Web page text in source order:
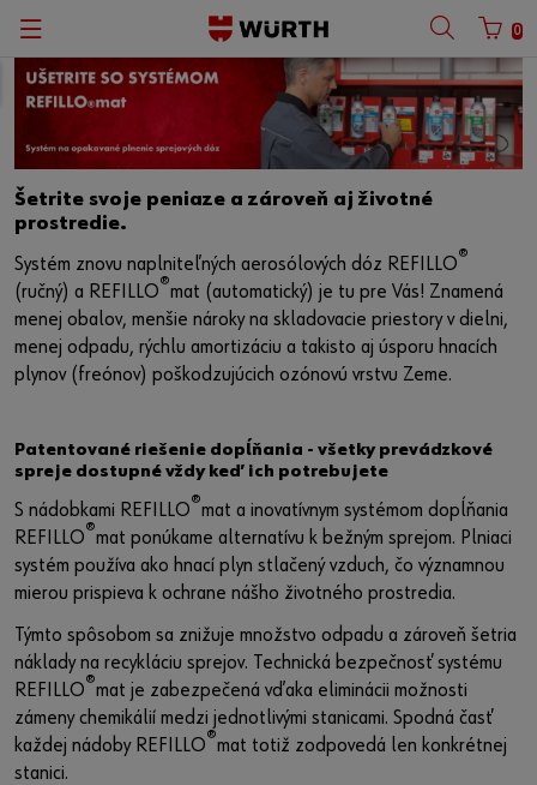
0
Šetrite svoje peniaze a zároveň aj životné
prostredie.
Systém znovu naplniteľných aerosólových dóz REFILLO®
(ručný) a REFILLO®mat (automatický) je tu pre Vás! Znamená
menej obalov, menšie nároky na skladovacie priestory v dielni,
menej odpadu, rýchlu amortizáciu a takisto aj úsporu hnacích
plynov (freónov) poškodzujúcich ozónovú vrstvu Zeme.
Patentované riešenie dopĺňania - všetky prevádzkové
spreje dostupné vždy keď ich potrebujete
S nádobkami REFILLO®mat a inovatívnym systémom dopĺňania
REFILLO®mat ponúkame alternatívu k bežným sprejom. Plniaci
systém používa ako hnací plyn stlačený vzduch, čo významnou
mierou prispieva k ochrane nášho životného prostredia.
Týmto spôsobom sa znižuje množstvo odpadu a zároveň šetria
náklady na recykláciu sprejov. Technická bezpečnosť systému
REFILLO®mat je zabezpečená vďaka eliminácii možnosti
zámeny chemikálií medzi jednotlivými stanicami. Spodná časť
každej nádoby REFILLO®mat totiž zodpovedá len konkrétnej
stanici.